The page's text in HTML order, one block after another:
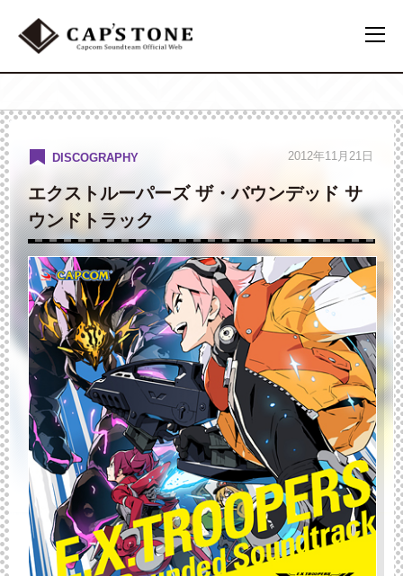
DISCOGRAPHY 2012年11月21日
エクストルーパーズ ザ・バウンデッド サ
ウンドトラック